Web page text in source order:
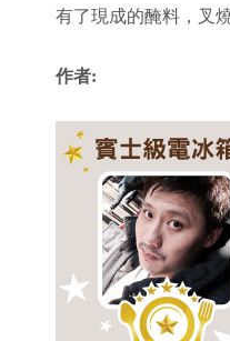
有了現成的醃料，叉
作者: